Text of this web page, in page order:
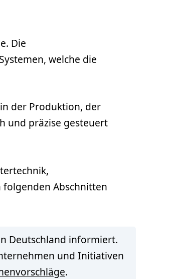
Die
welche die
der Produktion, der
und präzise gesteuert
Abschnitten
Deutschland informiert.
und Initiativen
.